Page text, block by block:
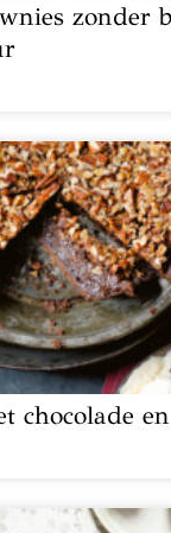
zonder
chocolade